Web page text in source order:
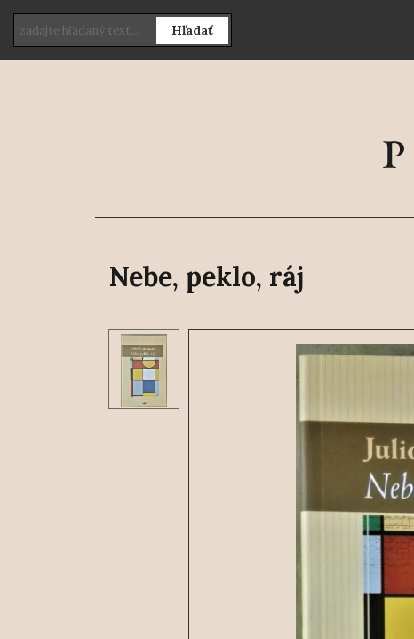
Hľadať
Nebe, peklo, ráj